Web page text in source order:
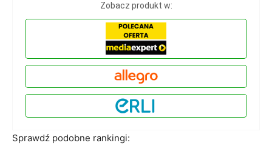
Zobacz produkt w:
Sprawdź podobne rankingi: